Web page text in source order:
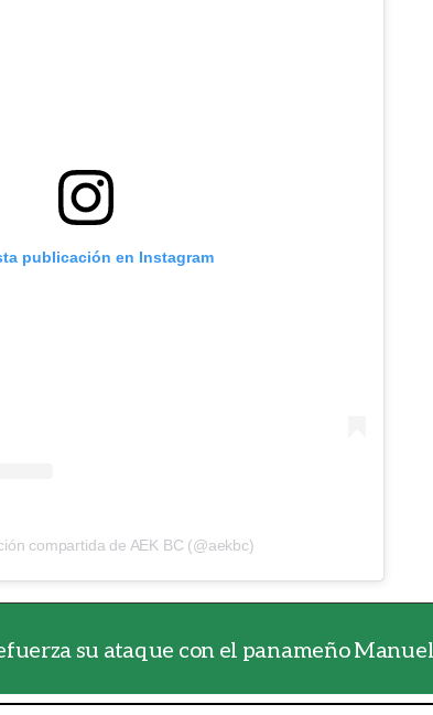
publicación en Instagram
compartida de AEK BC (@aekbc)
su ataque con el panameño Manuel